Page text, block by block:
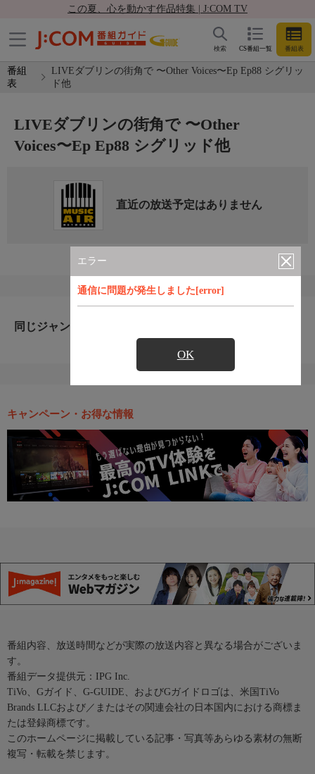
この夏、心を動かす作品特集 | J:COM TV
CS番組一覧 番組表
検索
番組
表
LIVEダブリンの街角で 〜Other Voices〜Ep Ep88 シグリッ
ド他
エラー
通信に問題が発生しました[error]
OK
LIVEダブリンの街角で 〜Other
Voices〜Ep Ep88 シグリッド他
直近の放送予定はありません
同じジャンルのおすすめ番組
キャンペーン・お得な情報
番組内容、放送時間などが実際の放送内容と異なる場合がございま
す。
番組データ提供元：IPG Inc.
TiVo、Gガイド、G-GUIDE、およびGガイドロゴは、米国TiVo
Brands LLCおよび／またはその関連会社の日本国内における商標ま
たは登録商標です。
このホームページに掲載している記事・写真等あらゆる素材の無断
複写・転載を禁じます。